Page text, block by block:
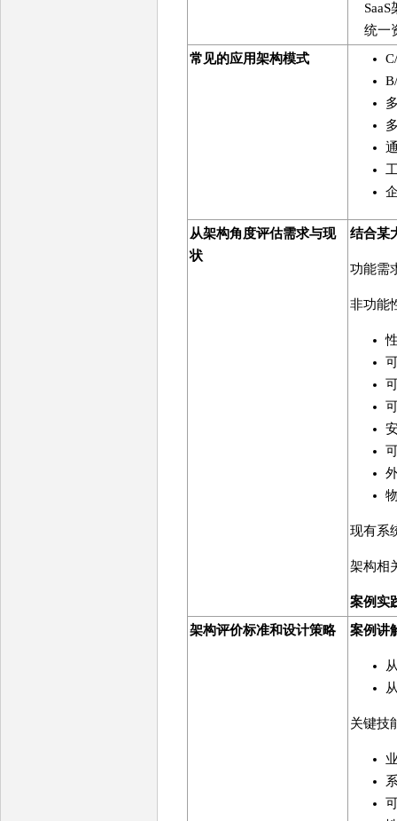
SaaS
统一
常见的应用架构模式
从架构角度评估需求与现
状
结合某
功能需
非功能
现有系
架构相
案例实
架构评价标准和设计策略
案例讲
关键技